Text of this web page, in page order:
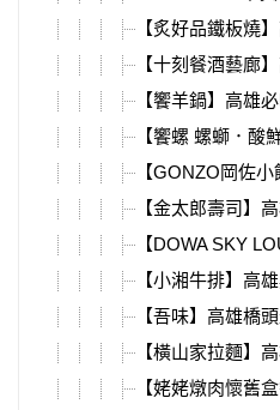
【炙好品鐵板燒
【十刻餐酒藝廊
【饗羊鍋】高雄
【饗螺 螺螄．酸
【GONZO岡佐
【金太郎壽司】
【DOWA SKY
【小湘牛排】高
【吾味】高雄橋
【橫山家拉麵】
【姥姥燉肉懷舊